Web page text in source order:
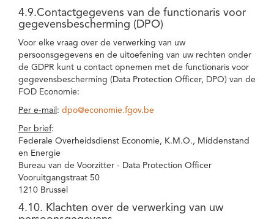
4.9.Contactgegevens van de functionaris voor
gegevensbescherming (DPO)
Voor elke vraag over de verwerking van uw
persoonsgegevens en de uitoefening van uw rechten onder
de GDPR kunt u contact opnemen met de functionaris voor
gegevensbescherming (Data Protection Officer, DPO) van de
FOD Economie:
Per e-mail : dpo@economie.fgov.be
Per brief:
Federale Overheidsdienst Economie, K.M.O., Middenstand
en Energie
Bureau van de Voorzitter - Data Protection Officer
Vooruitgangstraat 50
1210 Brussel
4.10. Klachten over de verwerking van uw